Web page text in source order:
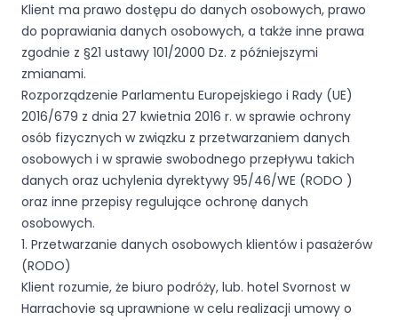
Klient ma prawo dostępu do danych osobowych, prawo
do poprawiania danych osobowych, a także inne prawa
zgodnie z §21 ustawy 101/2000 Dz. z późniejszymi
zmianami.
Rozporządzenie Parlamentu Europejskiego i Rady (UE)
2016/679 z dnia 27 kwietnia 2016 r. w sprawie ochrony
osób fizycznych w związku z przetwarzaniem danych
osobowych i w sprawie swobodnego przepływu takich
danych oraz uchylenia dyrektywy 95/46/WE (RODO )
oraz inne przepisy regulujące ochronę danych
osobowych.
1. Przetwarzanie danych osobowych klientów i pasażerów
(RODO)
Klient rozumie, że biuro podróży, lub. hotel Svornost w
Harrachovie są uprawnione w celu realizacji umowy o